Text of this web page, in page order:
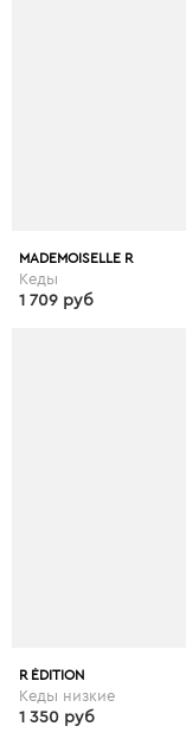
MADEMOISELLE R
Кеды
1 709 руб
R ÉDITION
Кеды низкие
1 350 руб